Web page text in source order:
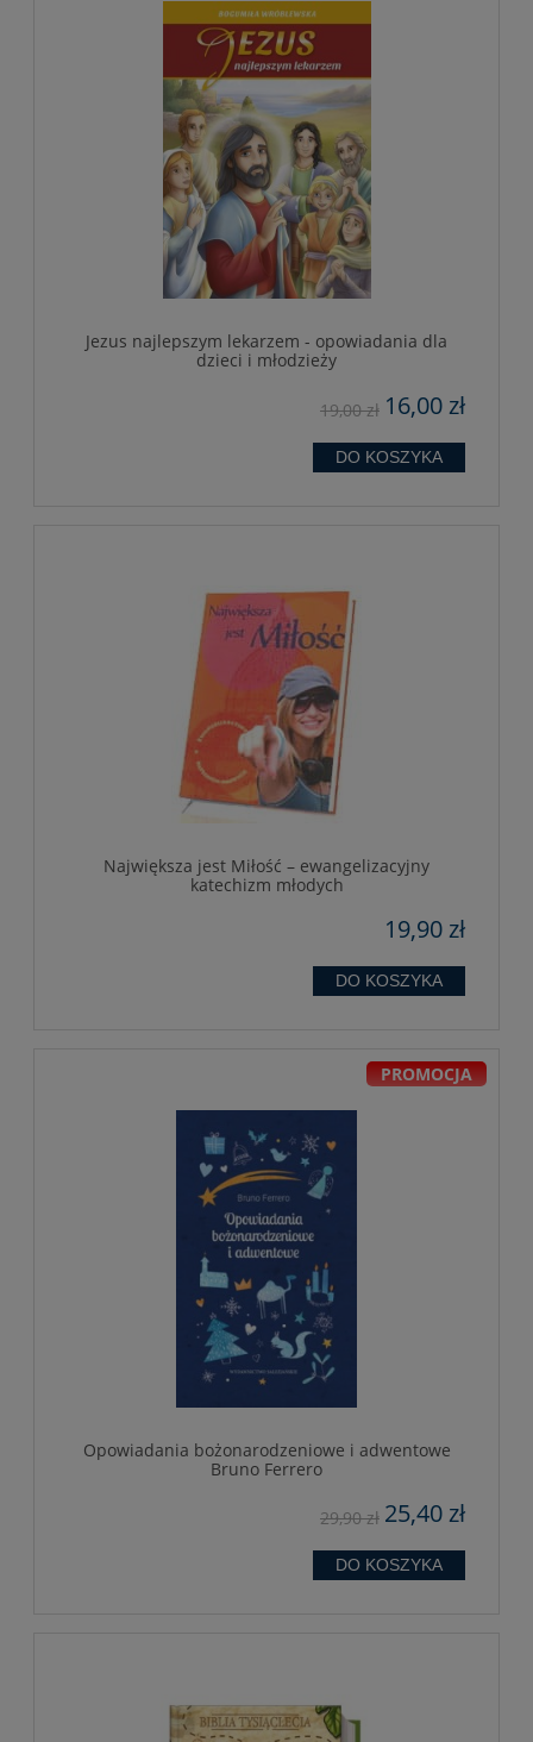
Jezus najlepszym lekarzem - opowiadania dla
dzieci i młodzieży
16,00 zł
19,00 zł
DO KOSZYKA
Największa jest Miłość – ewangelizacyjny
katechizm młodych
19,90 zł
DO KOSZYKA
Opowiadania bożonarodzeniowe i adwentowe
Bruno Ferrero
25,40 zł
29,90 zł
DO KOSZYKA
PROMOCJA